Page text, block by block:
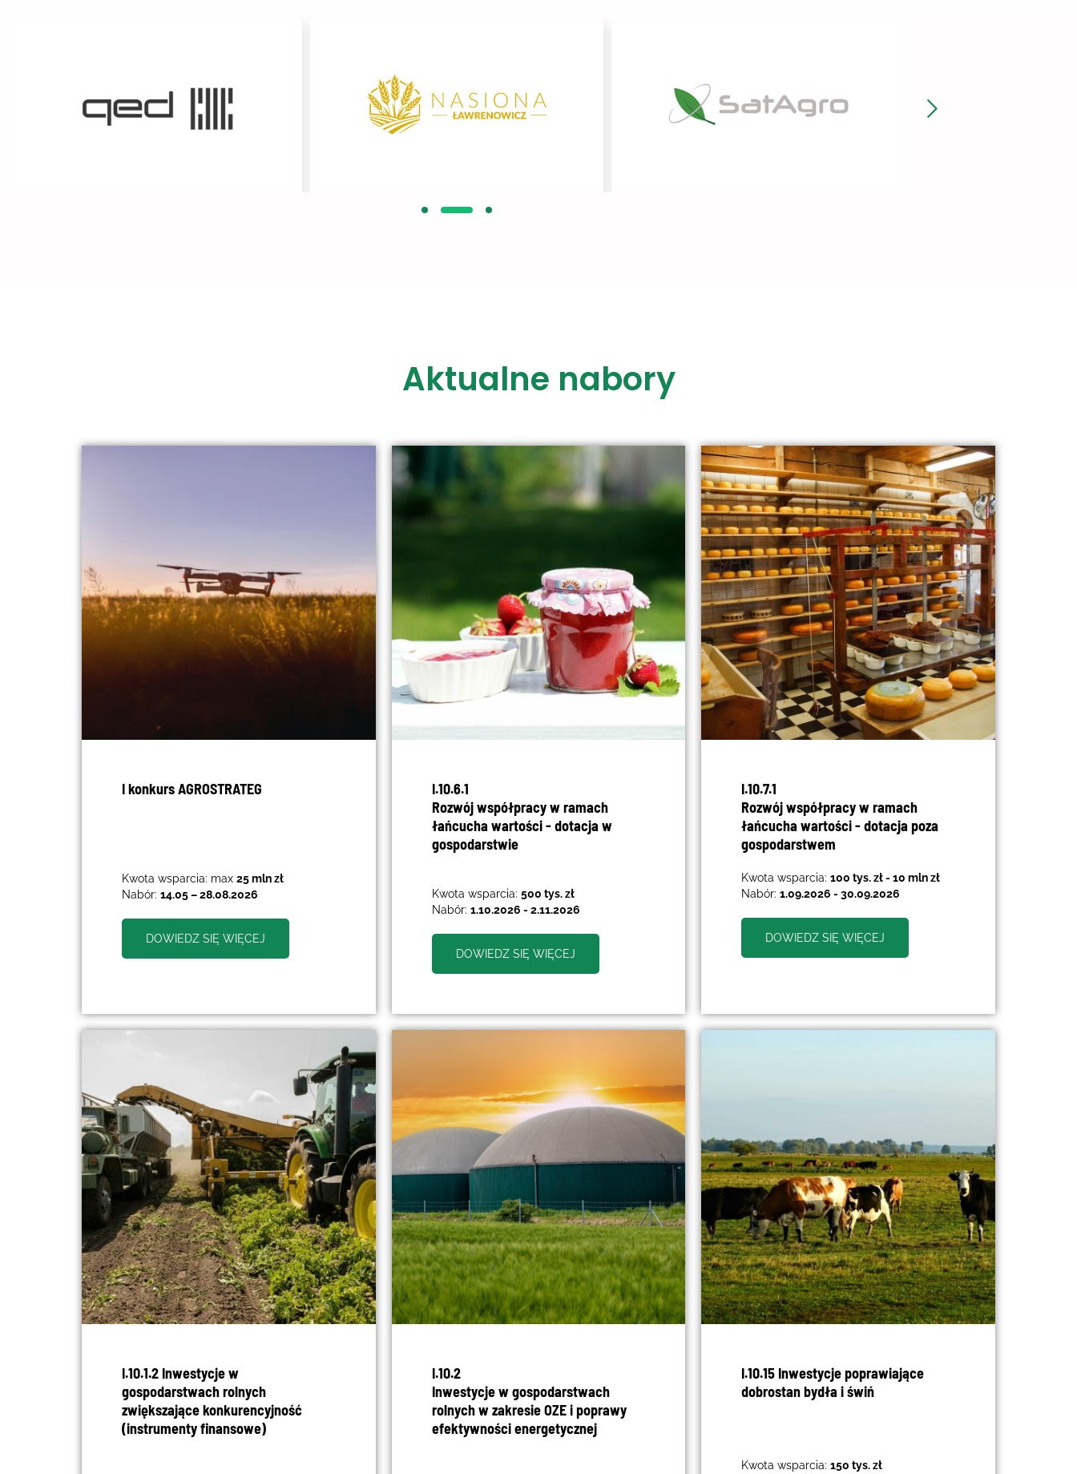
Aktualne nabory
I konkurs AGROSTRATEG
Kwota wsparcia: max 25 mln zł
Nabór: 14.05 – 28.08.2026
DOWIEDZ SIĘ WIĘCEJ
I.10.6.1
Rozwój współpracy w ramach
łańcucha wartości - dotacja w
gospodarstwie
Kwota wsparcia: 500 tys. zł
Nabór: 1.10.2026 - 2.11.2026
DOWIEDZ SIĘ WIĘCEJ
I.10.7.1
Rozwój współpracy w ramach
łańcucha wartości - dotacja poza
gospodarstwem
Kwota wsparcia:100 tys. zł - 10 mln zł
Nabór:1.09.2026 - 30.09.2026
DOWIEDZ SIĘ WIĘCEJ
I.10.1.2 Inwestycje w
gospodarstwach rolnych
zwiększające konkurencyjność
(instrumenty finansowe)
I.10.2
Inwestycje w gospodarstwach
rolnych w zakresie OZE i poprawy
efektywności energetycznej
I.10.15 Inwestycje poprawiające
dobrostan bydła i świń
Kwota wsparcia:150 tys. zł